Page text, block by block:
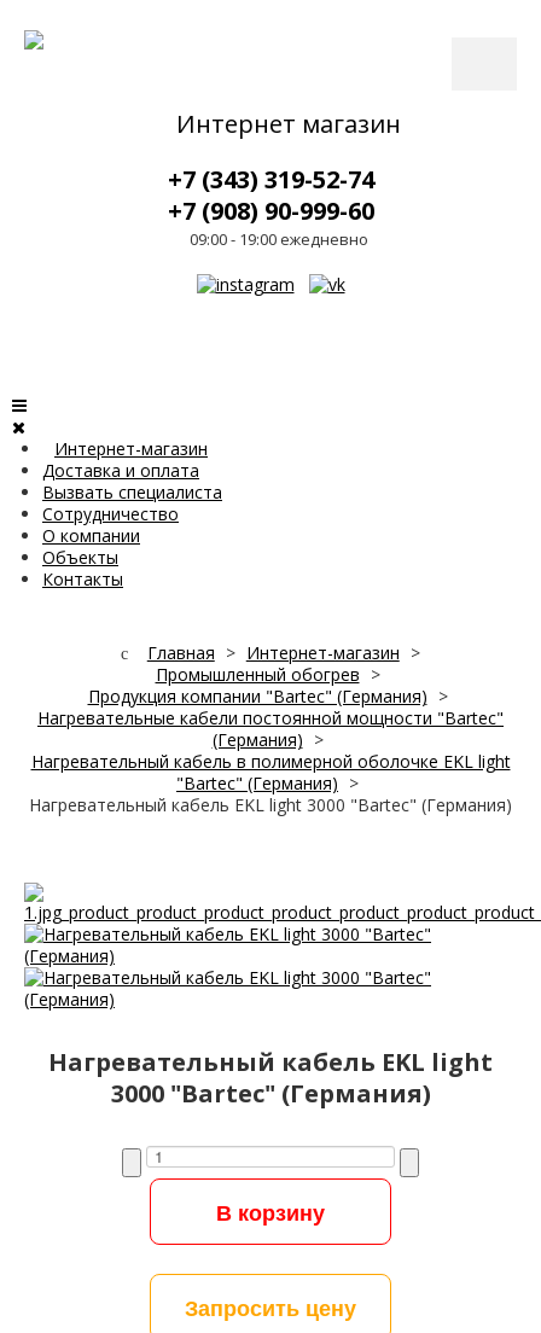
Интернет магазин
+7 (343) 319-52-74
+7 (908) 90-999-60
09:00 - 19:00 ежедневно
Интернет-магазин
Доставка и оплата
Вызвать специалиста
Сотрудничество
О компании
Объекты
Контакты
Главная > Интернет-магазин >
Промышленный обогрев >
Продукция компании "Bartec" (Германия) >
Нагревательные кабели постоянной мощности "Bartec"
(Германия) >
Нагревательный кабель в полимерной оболочке EKL light
"Bartec" (Германия) >
Нагревательный кабель EKL light 3000 "Bartec" (Германия)
Нагревательный кабель EKL light
3000 "Bartec" (Германия)
Запросить цену